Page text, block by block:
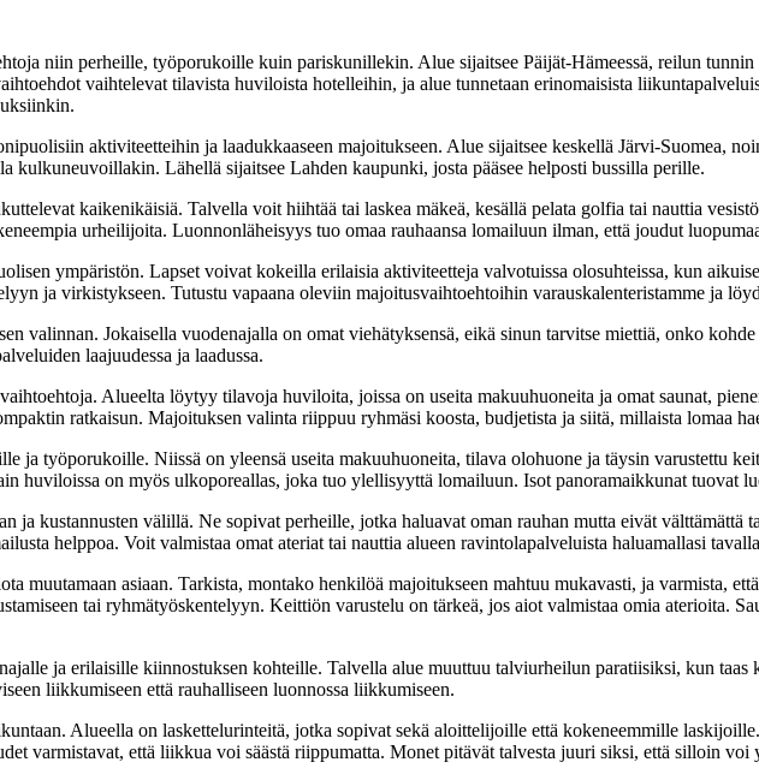
niin perheille, työporukoille kuin pariskunillekin. Alue sijaitsee Päijät-Hämeessä, reilun tunnin
vaihtelevat tilavista huviloista hotelleihin, ja alue tunnetaan erinomaisista
aktiviteetteihin ja laadukkaaseen majoitukseen. Alue sijaitsee keskellä Järvi-Suomea,
kulkuneuvoillakin. Lähellä sijaitsee Lahden kaupunki, josta pääsee helposti bussilla perille.
kaikenikäisiä. Talvella voit hiihtää tai laskea mäkeä, kesällä pelata golfia tai nauttia
urheilijoita. Luonnonläheisyys tuo omaa rauhaansa lomailuun ilman, että joudut
ympäristön. Lapset voivat kokeilla erilaisia aktiviteetteja valvotuissa olosuhteissa, kun
ja virkistykseen. Tutustu vapaana oleviin majoitusvaihtoehtoihin varauskalenteristamme ja
valinnan. Jokaisella vuodenajalla on omat viehätyksensä, eikä sinun tarvitse miettiä, onko
laajuudessa ja laadussa.
Alueelta löytyy tilavoja huviloita, joissa on useita makuuhuoneita ja omat saunat,
ratkaisun. Majoituksen valinta riippuu ryhmäsi koosta, budjetista ja siitä, millaista lomaa
ja työporukoille. Niissä on yleensä useita makuuhuoneita, tilava olohuone ja täysin varustettu
huviloissa on myös ulkoporeallas, joka tuo ylellisyyttä lomailuun. Isot panoramaikkunat tuovat
ja kustannusten välillä. Ne sopivat perheille, jotka haluavat oman rauhan mutta eivät välttämättä
helppoa. Voit valmistaa omat ateriat tai nauttia alueen ravintolapalveluista haluamallasi
muutamaan asiaan. Tarkista, montako henkilöä majoitukseen mahtuu mukavasti, ja varmista,
tai ryhmätyöskentelyyn. Keittiön varustelu on tärkeä, jos aiot valmistaa omia aterioita.
ja erilaisille kiinnostuksen kohteille. Talvella alue muuttuu talviurheilun paratiisiksi, kun
liikkumiseen että rauhalliseen luonnossa liikkumiseen.
Alueella on laskettelurinteitä, jotka sopivat sekä aloittelijoille että kokeneemmille
varmistavat, että liikkua voi säästä riippumatta. Monet pitävät talvesta juuri siksi, että silloin